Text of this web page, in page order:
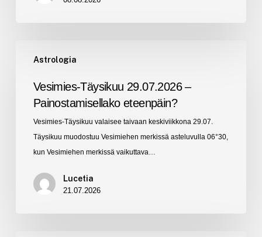
Astrologia
Täysikuu
Painostamisellako
eteenpäin?
Vesimies-Täysikuu 29.07.2026 –
Painostamisellako eteenpäin?
Vesimies-Täysikuu valaisee taivaan keskiviikkona 29.07.
Täysikuu muodostuu Vesimiehen merkissä asteluvulla 06°30,
kun Vesimiehen merkissä vaikuttava…
Lucetia
21.07.2026